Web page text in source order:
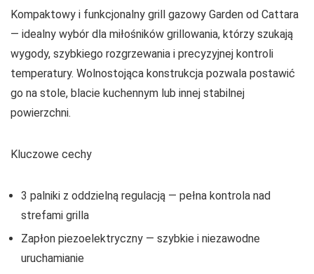
Kompaktowy i funkcjonalny grill gazowy Garden od Cattara
— idealny wybór dla miłośników grillowania, którzy szukają
wygody, szybkiego rozgrzewania i precyzyjnej kontroli
temperatury. Wolnostojąca konstrukcja pozwala postawić
go na stole, blacie kuchennym lub innej stabilnej
powierzchni.
Kluczowe cechy
3 palniki z oddzielną regulacją — pełna kontrola nad
strefami grilla
Zapłon piezoelektryczny — szybkie i niezawodne
uruchamianie